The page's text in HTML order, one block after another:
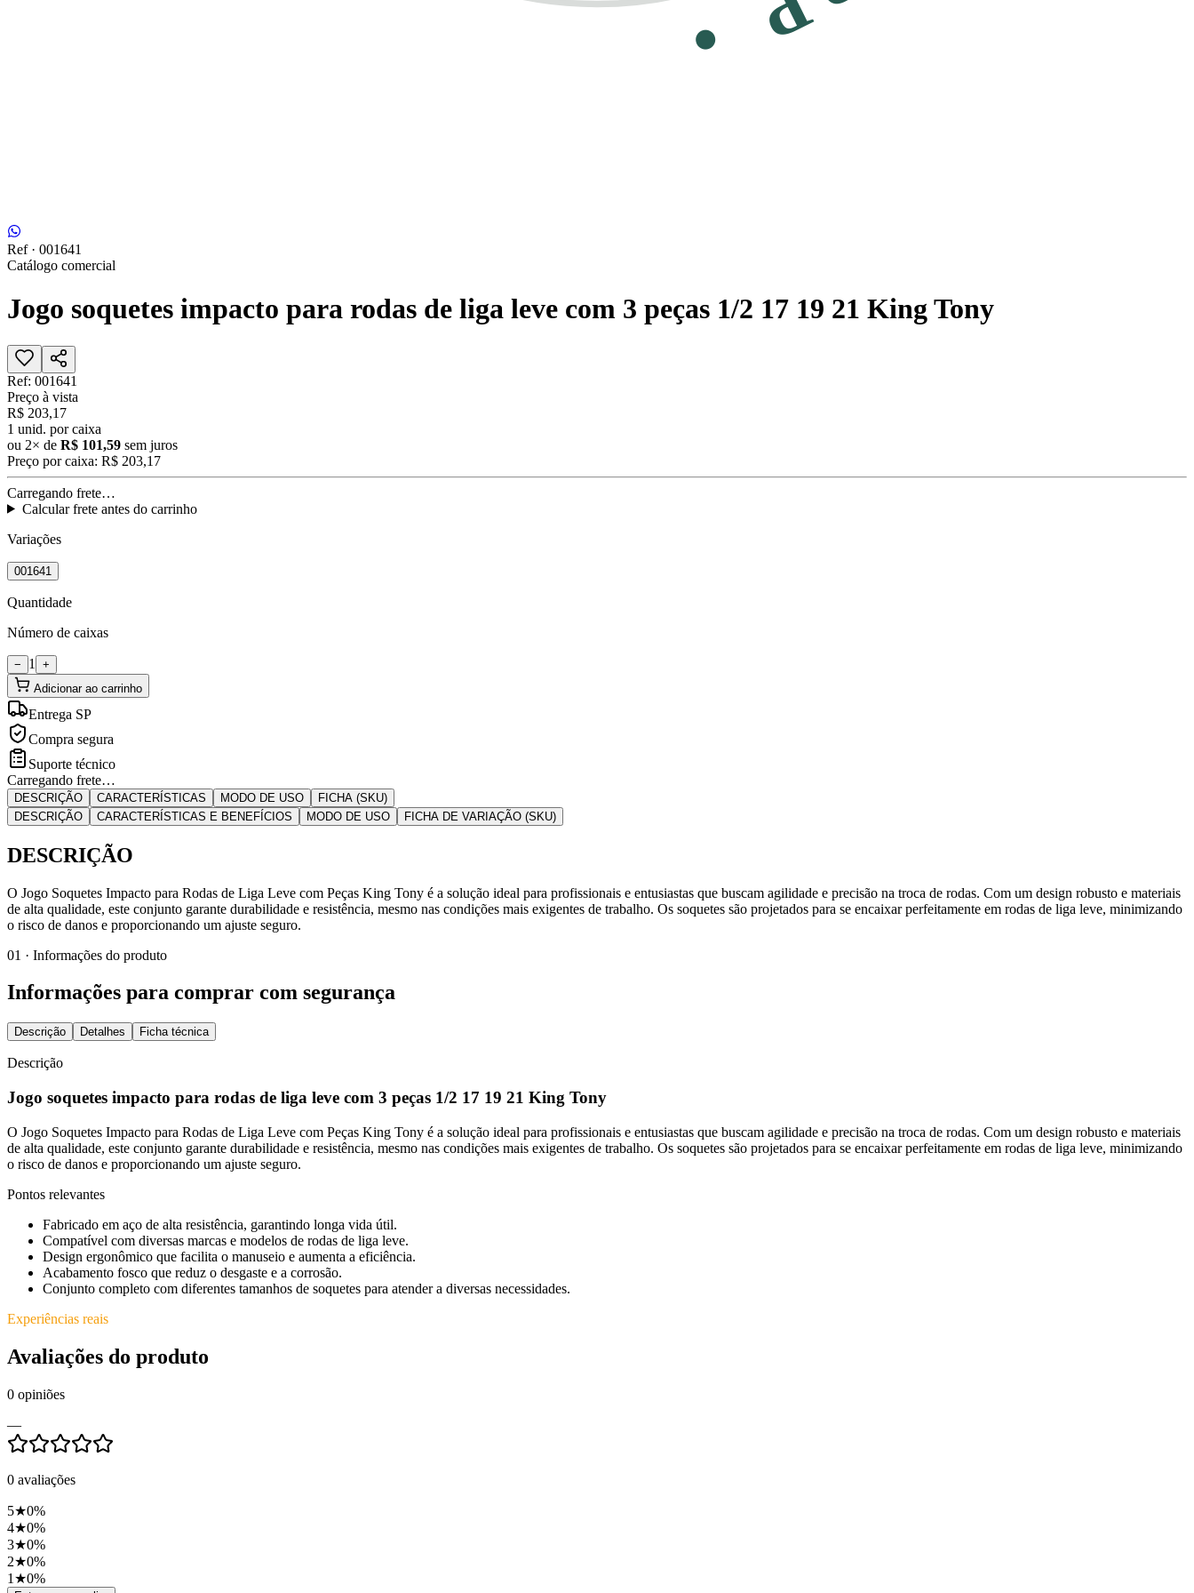
Ref · 001641
Catálogo comercial
Jogo soquetes impacto para rodas de liga leve com 3 peças 1/2 17 19 21 King Tony
Ref: 001641
Preço à vista
R$ 203,17
1 unid. por caixa
ou 2× de R$ 101,59 sem juros
Preço por caixa: R$ 203,17
Carregando frete…
Calcular frete antes do carrinho
Variações
001641
Quantidade
Número de caixas
− 1
+
Adicionar ao carrinho
Entrega SP
Compra segura
Suporte técnico
Carregando frete…
DESCRIÇÃO CARACTERÍSTICAS MODO DE USO
FICHA (SKU)
DESCRIÇÃO
CARACTERÍSTICAS E BENEFÍCIOS MODO DE USO FICHA DE VARIAÇÃO (SKU)
DESCRIÇÃO
O Jogo Soquetes Impacto para Rodas de Liga Leve com Peças King Tony é a solução ideal para profissionais e entusiastas que buscam agilidade e precisão na troca de rodas. Com um design robusto e materiais
de alta qualidade, este conjunto garante durabilidade e resistência, mesmo nas condições mais exigentes de trabalho. Os soquetes são projetados para se encaixar perfeitamente em rodas de liga leve, minimizando
o risco de danos e proporcionando um ajuste seguro.
01 · Informações do produto
Informações para comprar com segurança
Descrição Detalhes Ficha técnica
Descrição
Jogo soquetes impacto para rodas de liga leve com 3 peças 1/2 17 19 21 King Tony
O Jogo Soquetes Impacto para Rodas de Liga Leve com Peças King Tony é a solução ideal para profissionais e entusiastas que buscam agilidade e precisão na troca de rodas. Com um design robusto e materiais
de alta qualidade, este conjunto garante durabilidade e resistência, mesmo nas condições mais exigentes de trabalho. Os soquetes são projetados para se encaixar perfeitamente em rodas de liga leve, minimizando
o risco de danos e proporcionando um ajuste seguro.
Pontos relevantes
Fabricado em aço de alta resistência, garantindo longa vida útil.
Compatível com diversas marcas e modelos de rodas de liga leve.
Design ergonômico que facilita o manuseio e aumenta a eficiência.
Acabamento fosco que reduz o desgaste e a corrosão.
Conjunto completo com diferentes tamanhos de soquetes para atender a diversas necessidades.
Experiências reais
Avaliações do produto
0 opiniões
—
0 avaliações
5★0%
4★0%
3★0%
2★0%
1 ★0%